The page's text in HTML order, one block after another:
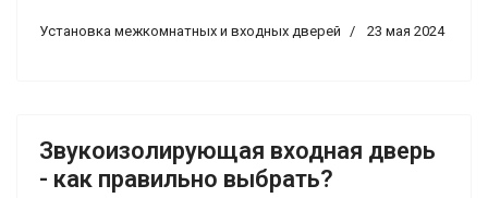
Установка межкомнатных и входных дверей 23 мая 2024
Звукоизолирующая входная дверь
- как правильно выбрать?